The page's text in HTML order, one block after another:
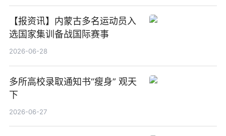
【报资讯】内蒙古多名运动员入
选国家集训备战国际赛事
2026-06-28
多所高校录取通知书“瘦身” 观天
下
2026-06-27